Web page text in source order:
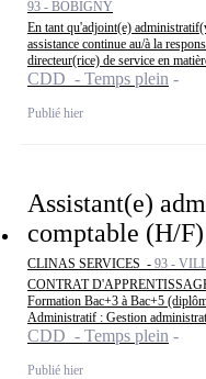
93 - BOBIGNY
En tant qu'adjoint(e)
assistance continue au/à la
directeur(rice) de service en
CDD - Temps plein
Publié hier
Assistant(e)
comptable (H/F)
CLINAS SERVICES - 93 -
CONTRAT
Formation Bac+3 à Bac+5
Administratif : Gestion
CDD - Temps plein
Publié hier